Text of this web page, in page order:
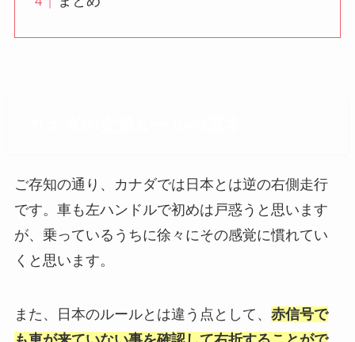
ご存知の通り、カナダでは日本とは逆の右側走行
です。車も左ハンドルで初めは戸惑うと思います
が、乗っているうちに徐々にその感覚に慣れてい
くと思います。
また、日本のルールとは違う点として、 赤信号で